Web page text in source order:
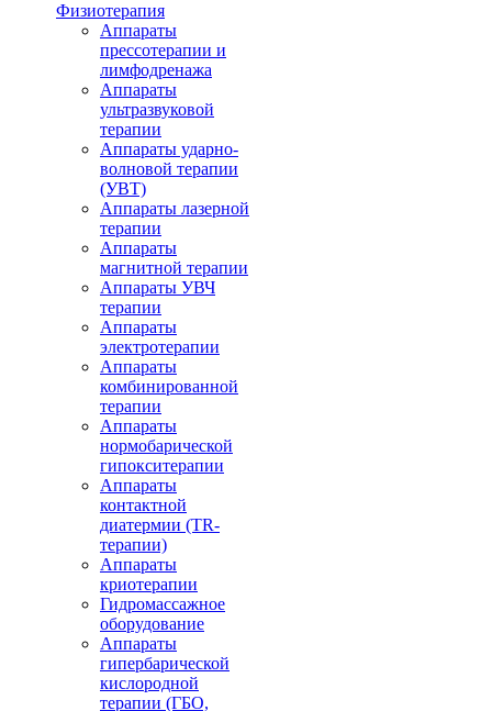
Физиотерапия
Аппараты
прессотерапии и
лимфодренажа
Аппараты
ультразвуковой
терапии
Аппараты ударно-
волновой терапии
(УВТ)
Аппараты лазерной
терапии
Аппараты
магнитной терапии
Аппараты УВЧ
терапии
Аппараты
электротерапии
Аппараты
комбинированной
терапии
Аппараты
нормобарической
гипокситерапии
Аппараты
контактной
диатермии (TR-
терапии)
Аппараты
криотерапии
Гидромассажное
оборудование
Аппараты
гипербарической
кислородной
терапии (ГБО,